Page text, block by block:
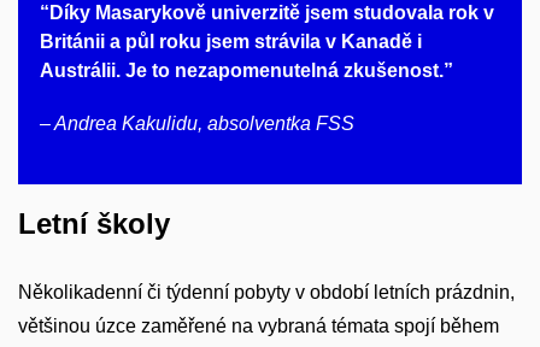
“Díky Masarykově univerzitě jsem studovala rok v
Británii a půl roku jsem strávila v Kanadě i
Austrálii. Je to nezapomenutelná zkušenost.”
– Andrea Kakulidu, absolventka FSS
Letní školy
Několikadenní či týdenní pobyty v období letních prázdnin,
většinou úzce zaměřené na vybraná témata spojí během